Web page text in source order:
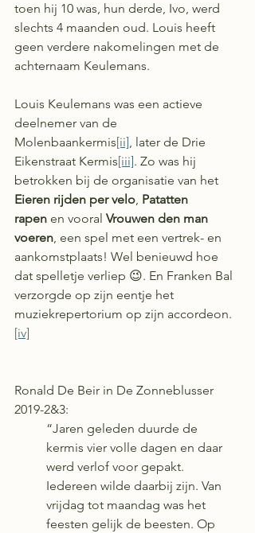
toen hij 10 was, hun derde, Ivo, werd
slechts 4 maanden oud. Louis heeft
geen verdere nakomelingen met de
achternaam Keulemans.
Louis Keulemans was een actieve
deelnemer van de
Molenbaankermis[ii], later de Drie
Eikenstraat Kermis[iii]. Zo was hij
betrokken bij de organisatie van het
Eieren rijden per velo, Patatten
rapen en vooral Vrouwen den man
voeren, een spel met een vertrek- en
aankomstplaats! Wel benieuwd hoe
dat spelletje verliep 😉. En Franken Bal
verzorgde op zijn eentje het
muziekrepertorium op zijn accordeon.
[iv]
Ronald De Beir in De Zonneblusser
2019-2&3:
“Jaren geleden duurde de
kermis vier volle dagen en daar
werd verlof voor gepakt.
Iedereen wilde daarbij zijn. Van
vrijdag tot maandag was het
feesten gelijk de beesten. Op